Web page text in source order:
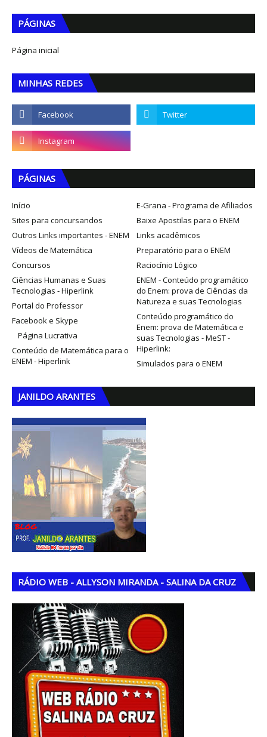
PÁGINAS
Página inicial
MINHAS REDES
PÁGINAS
Início
E-Grana - Programa de Afiliados
Sites para concursandos
Baixe Apostilas para o ENEM
Outros Links importantes - ENEM
Links acadêmicos
Vídeos de Matemática
Preparatório para o ENEM
Concursos
Raciocínio Lógico
Ciências Humanas e Suas
Tecnologias - Hiperlink
ENEM - Conteúdo programático
do Enem: prova de Ciências da
Natureza e suas Tecnologias
Portal do Professor
Conteúdo programático do
Enem: prova de Matemática e
suas Tecnologias - MeST -
Hiperlink:
Facebook e Skype
Página Lucrativa
Conteúdo de Matemática para o
ENEM - Hiperlink
Simulados para o ENEM
JANILDO ARANTES
RÁDIO WEB - ALLYSON MIRANDA - SALINA DA CRUZ